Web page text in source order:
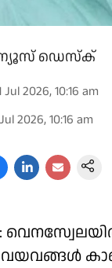
ഡെസ്ക്
Jul 2026, 10:16 am
2026, 10:16 am